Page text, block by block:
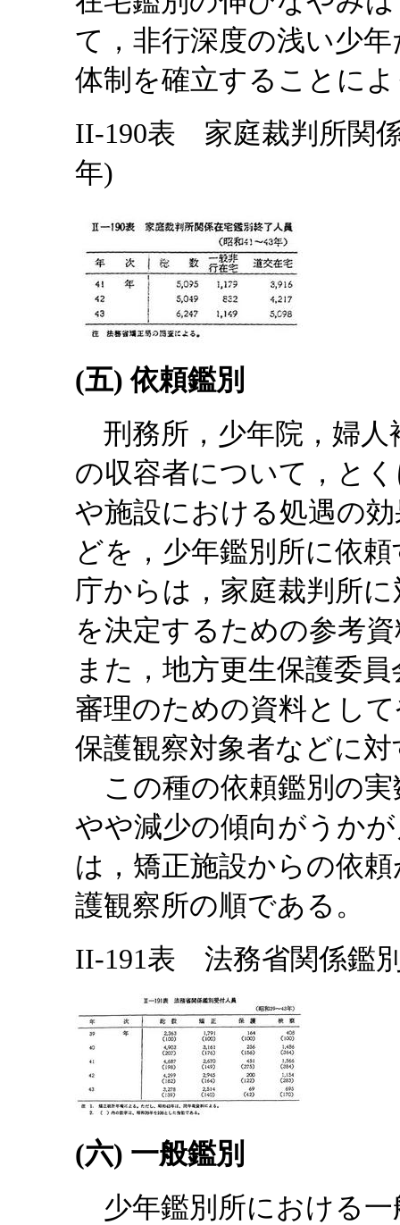
て，非行深度の浅い少
体制を確立することに
II-190表 家庭裁判所関
年)
(五) 依頼鑑別
刑務所，少年院，婦人
の収容者について，と
や施設における処遇の
どを，少年鑑別所に依
庁からは，家庭裁判所
を決定するための参考
また，地方更生保護委
審理のための資料とし
保護観察対象者などに
この種の依頼鑑別の実
やや減少の傾向がうか
は，矯正施設からの依
護観察所の順である。
II-191表 法務省関係鑑
(六) 一般鑑別
少年鑑別所における一